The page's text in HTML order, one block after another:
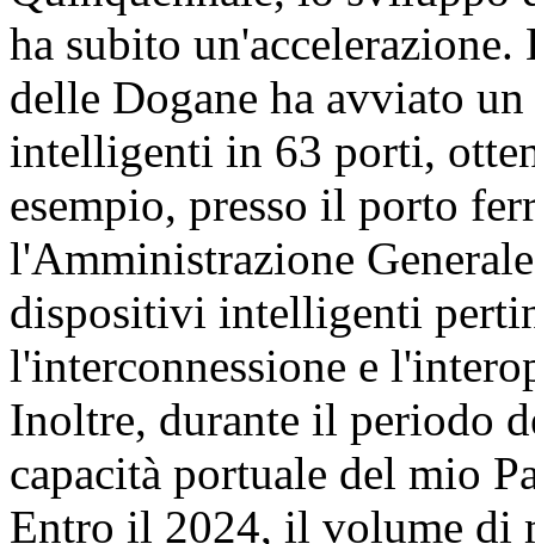
ha subito
delle Dogane ha avviato
intelligenti in 63 porti,
esempio, presso il porto
l'Amministrazione
dispositivi intelligenti
l'interconnessione e
Inoltre, durante il periodo
capacità portuale del mio
Entro il 2024, il volume di